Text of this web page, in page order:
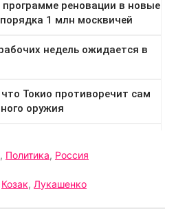
, Политика, Россия
Козак, Лукашенко